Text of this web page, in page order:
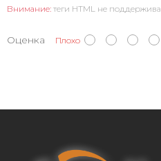
Внимание: теги HTML не
Оценка Плохо